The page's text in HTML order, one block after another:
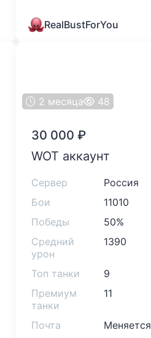
RealBustForYou
2 месяца 48
30 000 ₽
WOT аккаунт
Сервер
Россия
Бои
11010
Победы
50%
Средний
урон
1390
Топ танки
9
Премиум
танки
11
Почта
Меняется